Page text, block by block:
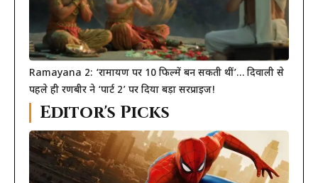
Ramayana 2: ‘रामायण पर 10 फिल्में बन सकती थीं’… दिवाली से
पहले ही रणबीर ने ‘पार्ट 2’ पर दिया बड़ा सरप्राइज!
Editor's Picks